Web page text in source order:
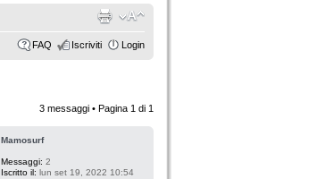
FAQ Iscriviti Login
3 messaggi • Pagina 1 di 1
Mamosurf
Messaggi: 2
Iscritto il: lun set 19, 2022 10:54